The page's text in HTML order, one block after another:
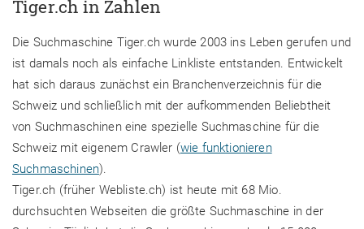
Tiger.ch in Zahlen
Die Suchmaschine Tiger.ch wurde 2003 ins Leben gerufen und
ist damals noch als einfache Linkliste entstanden. Entwickelt
hat sich daraus zunächst ein Branchenverzeichnis für die
Schweiz und schließlich mit der aufkommenden Beliebtheit
von Suchmaschinen eine spezielle Suchmaschine für die
Schweiz mit eigenem Crawler (wie funktionieren
Suchmaschinen).
Tiger.ch (früher Webliste.ch) ist heute mit 68 Mio.
durchsuchten Webseiten die größte Suchmaschine in der